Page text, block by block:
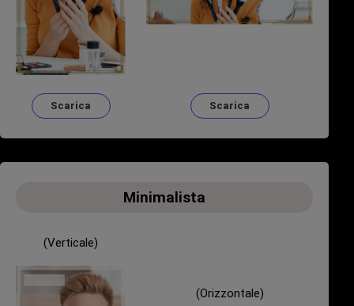
Scarica Scarica
Minimalista
(Verticale)
(Orizzontale)